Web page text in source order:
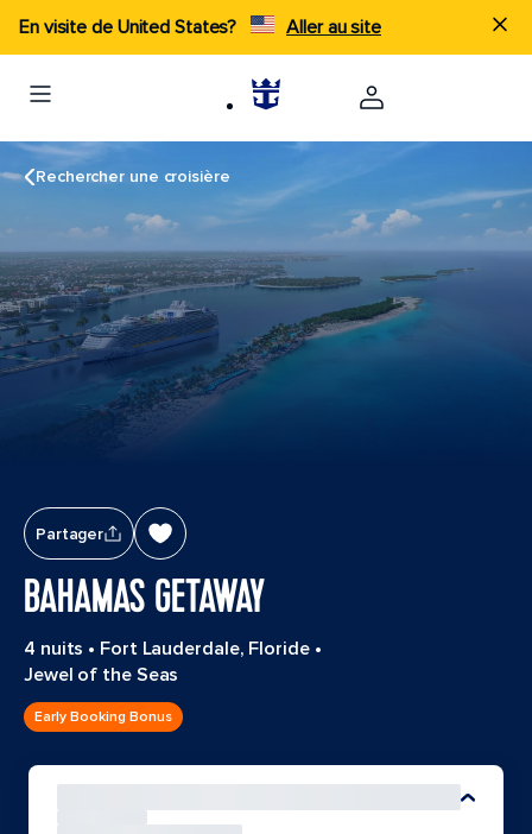
En visite de United States? Aller au site
Rechercher une croisière
Partager
BAHAMAS GETAWAY
4 nuits • Fort Lauderdale, Floride•
Jewel of the Seas
Early Booking Bonus